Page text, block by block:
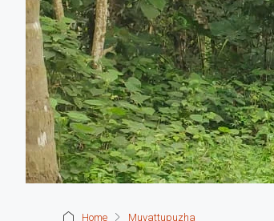
Home Muvattupuzha